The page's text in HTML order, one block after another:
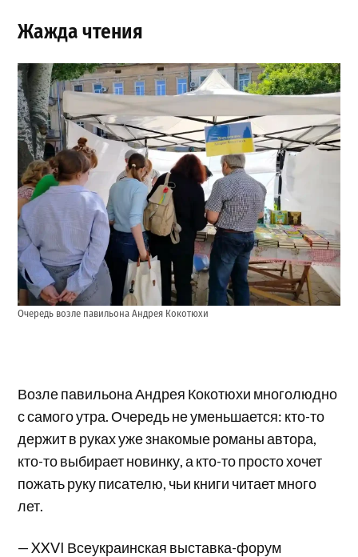
Жажда чтения
Очередь возле павильона Андрея Кокотюхи
Возле павильона Андрея Кокотюхи многолюдно
с самого утра. Очередь не уменьшается: кто-то
держит в руках уже знакомые романы автора,
кто-то выбирает новинку, а кто-то просто хочет
пожать руку писателю, чьи книги читает много
лет.
— XXVI Всеукраинская выставка-форум